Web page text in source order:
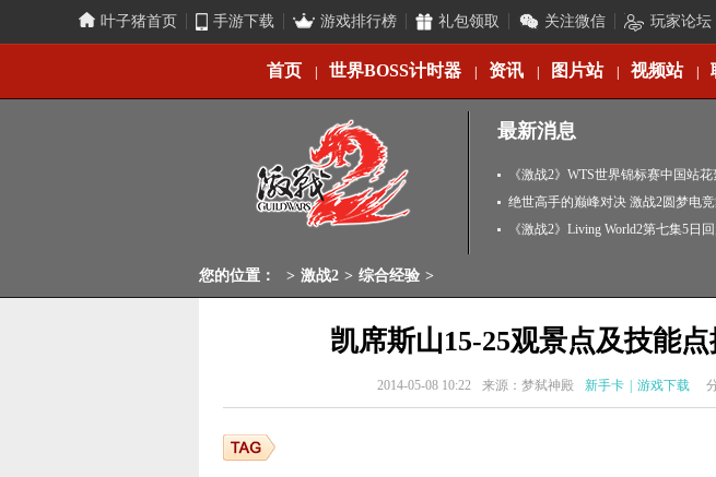
叶子猪首页 手游下载 游戏排行榜 礼包领取 关注微信 玩家论坛
首页 世界BOSS计时器 资讯 图片站 视频站
最新消息
《激战2》WTS世界锦标赛中国站
闻
绝世高手的巅峰对决 激战2圆梦电
《激战2》Living World2第七集5日
您的位置： > 激战2 > 综合经验 >
凯席斯山15-25观景点及技能
2014-05-08 10:22 来源：梦弑神殿 新手卡 游戏下载